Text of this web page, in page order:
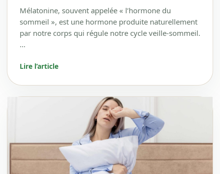
Mélatonine, souvent appelée « l’hormone du
sommeil », est une hormone produite naturellement
par notre corps qui régule notre cycle veille-sommeil.
…
Lire l’article